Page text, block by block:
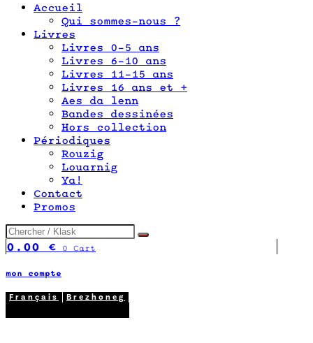
Accueil
Qui sommes-nous ?
Livres
Livres 0-5 ans
Livres 6-10 ans
Livres 11-15 ans
Livres 16 ans et +
Aes da lenn
Bandes dessinées
Hors collection
Périodiques
Rouzig
Louarnig
Ya!
Contact
Promos
0.00 € 0 Cart
mon compte
Français Brezhoneg